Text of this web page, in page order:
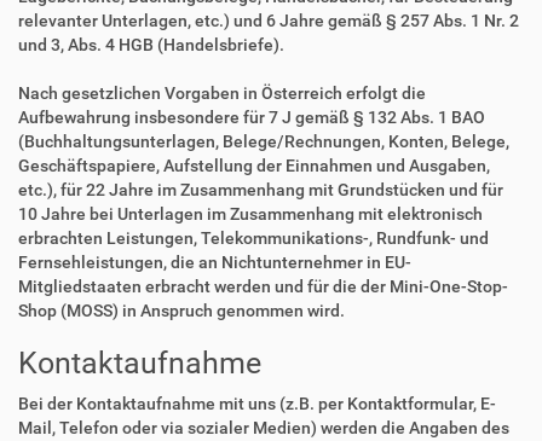
relevanter Unterlagen, etc.) und 6 Jahre gemäß § 257 Abs. 1 Nr. 2
und 3, Abs. 4 HGB (Handelsbriefe).
Nach gesetzlichen Vorgaben in Österreich erfolgt die
Aufbewahrung insbesondere für 7 J gemäß § 132 Abs. 1 BAO
(Buchhaltungsunterlagen, Belege/Rechnungen, Konten, Belege,
Geschäftspapiere, Aufstellung der Einnahmen und Ausgaben,
etc.), für 22 Jahre im Zusammenhang mit Grundstücken und für
10 Jahre bei Unterlagen im Zusammenhang mit elektronisch
erbrachten Leistungen, Telekommunikations-, Rundfunk- und
Fernsehleistungen, die an Nichtunternehmer in EU-
Mitgliedstaaten erbracht werden und für die der Mini-One-Stop-
Shop (MOSS) in Anspruch genommen wird.
Kontaktaufnahme
Bei der Kontaktaufnahme mit uns (z.B. per Kontaktformular, E-
Mail, Telefon oder via sozialer Medien) werden die Angaben des